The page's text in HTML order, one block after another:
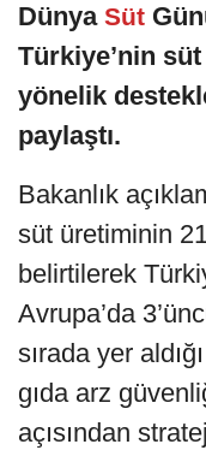
DünyaSüt
Türkiye’nin
yönelik
paylaştı.
Bakanlık
süt üretiminin
belirtilerek
Avrupa’da
sırada yer
gıda arz
açısından